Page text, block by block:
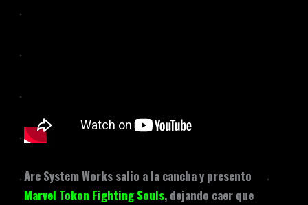
Arc System Works salio a la cancha y presento
Marvel Tokon Fighting Souls, dejando caer que